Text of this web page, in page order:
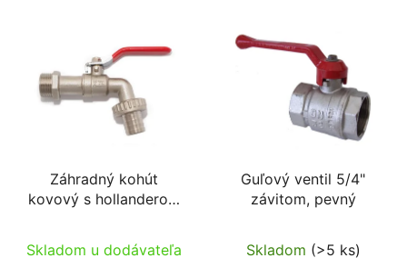
Záhradný kohút
kovový s hollanderom
Skladom u dodávateľa
Guľový ventil 5/4"
závitom, pevný
Skladom (>5 ks)